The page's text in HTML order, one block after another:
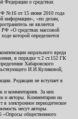
Федерации о средствах
№16 от 15 июня 2010 года
информации», «по делам,
не является
«О средствах массовой
которой определяется
морального вреда
в порядке ч.2 ст.152 ГК
Хабаровского
И.И.Куликовой,
Редакция не вступает в
и комментариев. За них
и авторы. Комментарии на
электронное периодическое
несут авторы.
«Опросы общественного